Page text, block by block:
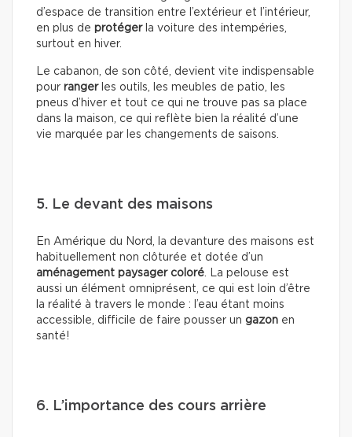
d’espace de transition entre l’extérieur et l’intérieur,
en plus de protégerla voiture des intempéries,
surtout en hiver.
Le cabanon, de son côté, devient vite indispensable
pour rangerles outils, les meubles de patio, les
pneus d’hiver et tout ce qui ne trouve pas sa place
dans la maison, ce qui reflète bien la réalité d’une
vie marquée par les changements de saisons.
5. Le devant des maisons
En Amérique du Nord, la devanture des maisons est
habituellement non clôturée et dotée d’un
aménagement paysager coloré. La pelouse est
aussi un élément omniprésent, ce qui est loin d’être
la réalité à travers le monde : l’eau étant moins
accessible, difficile de faire pousser un gazon en
santé!
6. L’importance des cours arrière